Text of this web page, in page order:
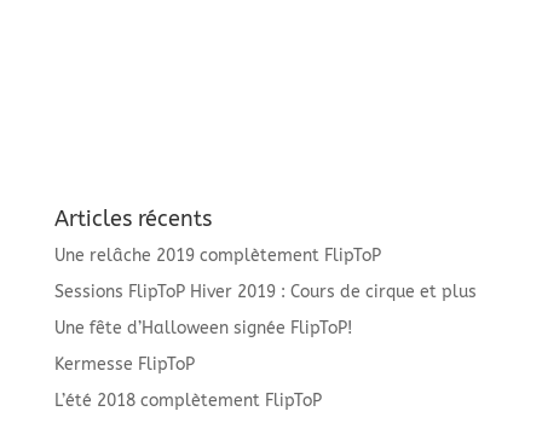
Articles récents
Une relâche 2019 complètement FlipToP
Sessions FlipToP Hiver 2019 : Cours de cirque et plus
Une fête d’Halloween signée FlipToP!
Kermesse FlipToP
L’été 2018 complètement FlipToP